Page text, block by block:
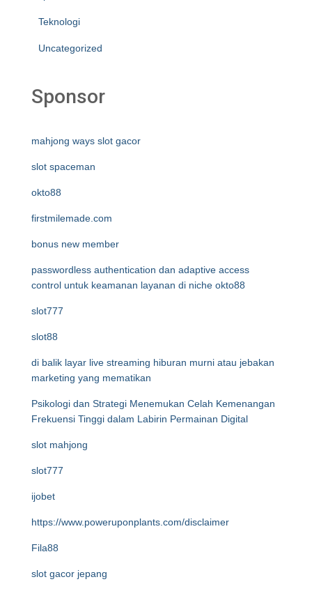
Teknologi
Uncategorized
Sponsor
mahjong ways slot gacor
slot spaceman
okto88
firstmilemade.com
bonus new member
passwordless authentication dan adaptive access
control untuk keamanan layanan di niche okto88
slot777
slot88
di balik layar live streaming hiburan murni atau jebakan
marketing yang mematikan
Psikologi dan Strategi Menemukan Celah Kemenangan
Frekuensi Tinggi dalam Labirin Permainan Digital
slot mahjong
slot777
ijobet
https://www.poweruponplants.com/disclaimer
Fila88
slot gacor jepang